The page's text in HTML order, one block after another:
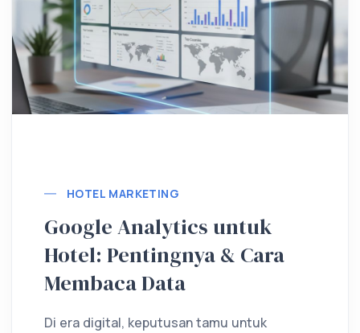
HOTEL MARKETING
Google Analytics untuk
Hotel: Pentingnya & Cara
Membaca Data
Di era digital, keputusan tamu untuk